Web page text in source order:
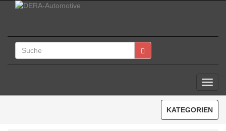
KATEGORIEN